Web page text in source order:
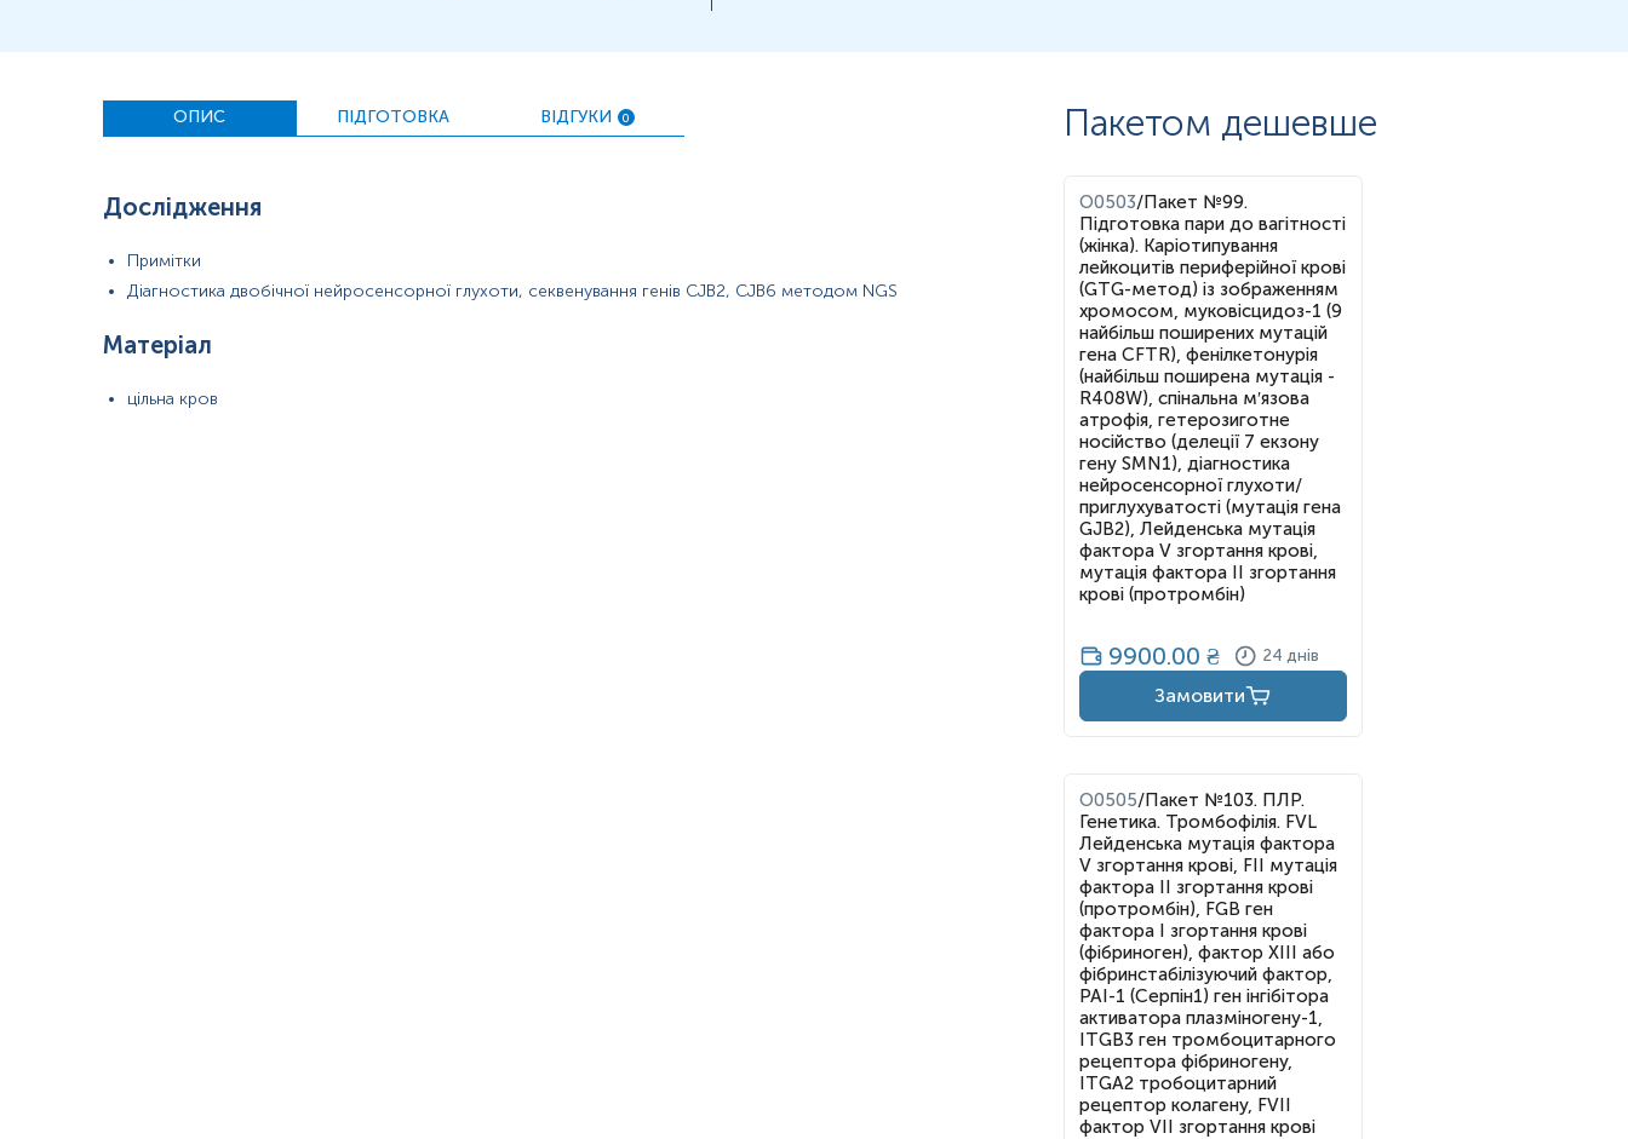
ОПИС ПІДГОТОВКА ВІДГУКИ 0
Дослідження
Примітки
Діагностика двобічної нейросенсорної глухоти, секвенування генів CJB2, CJB6 методом NGS
Матеріал
цільна кров
Пакетом дешевше
O0503/Пакет №99.
Підготовка пари до вагітності
(жінка). Каріотипування
лейкоцитів периферійної крові
(GTG-метод) із зображенням
хромосом, муковісцидоз-1 (9
найбільш поширених мутацій
гена CFTR), фенілкетонурія
(найбільш поширена мутація -
R408W), спінальна м′язова
атрофія, гетерозиготне
носійство (делеції 7 екзону
гену SMN1), діагностика
нейросенсорної глухоти/
приглухуватості (мутація гена
GJB2), Лейденська мутація
фактора V згортання крові,
мутація фактора II згортання
крові (протромбін)
9900.00 ₴ 24 днів
Замовити
O0505/Пакет №103. ПЛР.
Генетика. Тромбофілія. FVL
Лейденська мутація фактора
V згортання крові, FII мутація
фактора II згортання крові
(протромбін), FGB ген
фактора I згортання крові
(фібриноген), фактор XIII або
фібринстабілізуючий фактор,
PAI-1 (Серпін1) ген інгібітора
активатора плазміногену-1,
ITGB3 ген тромбоцитарного
рецептора фібриногену,
ITGA2 тробоцитарний
рецептор колагену, FVІІ
фактор VІІ згортання крові